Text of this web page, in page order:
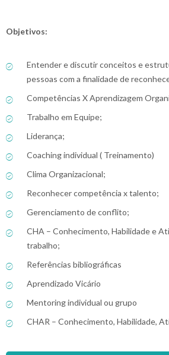
Objetivos:
Entender e discutir conceitos e
pessoas com a finalidade de
Competências X Aprendizagem
Trabalho em Equipe;
Liderança;
Coaching individual ( Treinamento)
Clima Organizacional;
Reconhecer competência x talento;
Gerenciamento de conflito;
CHA – Conhecimento, Habilidade e
trabalho;
Referências bibliográficas
Aprendizado Vicário
Mentoring individual ou grupo
CHAR – Conhecimento, Habilidade,